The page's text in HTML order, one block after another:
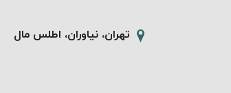
تهران، نیاوران، اطلس مال